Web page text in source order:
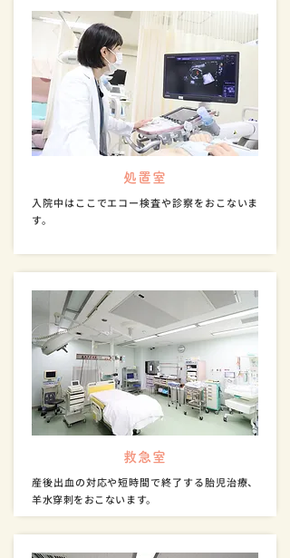
処置室
入院中はここでエコー検査や診察をおこないま
す。
救急室
産後出血の対応や短時間で終了する胎児治療、
羊水穿刺をおこないます。